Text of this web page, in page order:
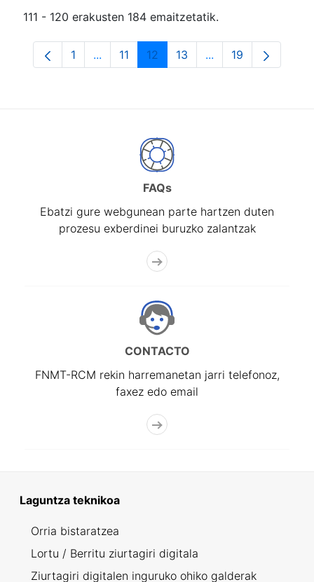
111 - 120 erakusten 184 emaitzetatik.
Orrialdea
1 ...Intermediate Pages Use TAB to navigate.
Orrialdea
11 Orrialdea
12 Orrialdea
13 ...Intermediate
Orrialdea
19
FAQs
Ebatzi gure webgunean parte hartzen duten
prozesu exberdinei buruzko zalantzak
CONTACTO
FNMT-RCM rekin harremanetan jarri telefonoz,
faxez edo email
Laguntza teknikoa
Orria bistaratzea
Lortu / Berritu ziurtagiri digitala
Ziurtagiri digitalen inguruko ohiko galderak